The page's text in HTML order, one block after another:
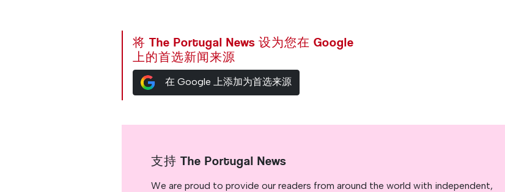
将 The Portugal News 设为您在 Google
上的首选新闻来源
在 Google 上添加为首选来源
支持 The Portugal News
We are proud to provide our readers from around the world with independent,